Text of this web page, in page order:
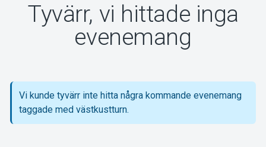
Support
Om Tickster
Tyvärr, vi hittade inga
evenemang
Vi kunde tyvärr inte hitta några kommande evenemang
taggade med västkustturn.